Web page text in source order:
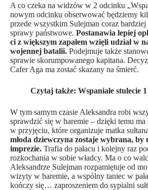
A co czeka na widzów w 2 odcinku
nowym odcinku obserwować będziemy
przede wszystkim Sulejman coraz
sprawy państwowe. Postanawia lepiej
ci z większym zapałem wzięli udział w
wojennej batalii. Podejmuje także
sprawie skorumpowanego kapitana.
Cafer Aga ma zostać skazany na śmierć.
Czytaj także: Wspaniałe stulecie
W tym samym czasie Aleksandra robi
sprawdzić się w haremie – dzięki temu ma
w przyjęciu, które organizuje matka
młoda dziewczyna zostaje wybrana, by
imprezie. Trafia do pałacu i kolejny raz
rozkochania w sobie władcy. Ma o co
Aleksandrze Sulejman rozpamiętuje od
wizyty w haremie, a wspólny taniec w
kończy się… zaproszeniem do sypialni